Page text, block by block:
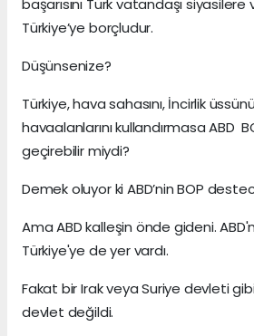
başarısını Türk vatandaşı
Türkiye’ye borçludur.
Düşünsenize?
Türkiye, hava sahasını, İncirlik
havaalanlarını kullandırmasa ABD
geçirebilir miydi?
Demek oluyor ki ABD’nin BOP
Ama ABD kalleşin önde gideni.
Türkiye'ye de yer vardı.
Fakat bir Irak veya Suriye devleti
devlet değildi.